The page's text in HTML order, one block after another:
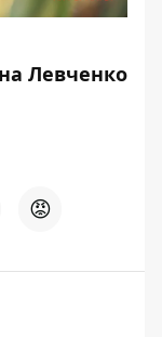
Левченко
😡